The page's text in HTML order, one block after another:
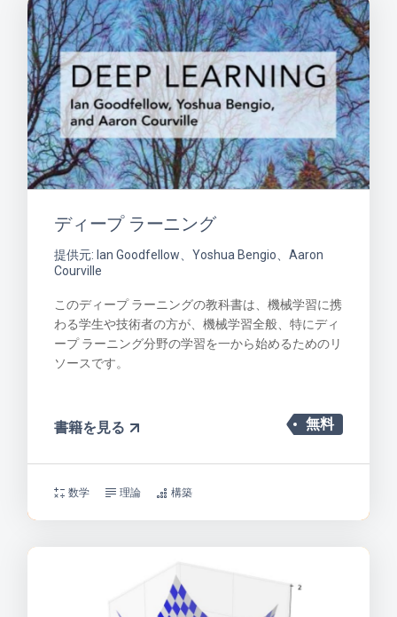
ディープ ラーニング
提供元: Ian Goodfellow、Yoshua Bengio、Aaron
Courville
このディープ ラーニングの教科書は、機械学習に携
わる学生や技術者の方が、機械学習全般、特にディ
ープ ラーニング分野の学習を一から始めるためのリ
ソースです。
無料
書籍を見る
数学 理論 構築